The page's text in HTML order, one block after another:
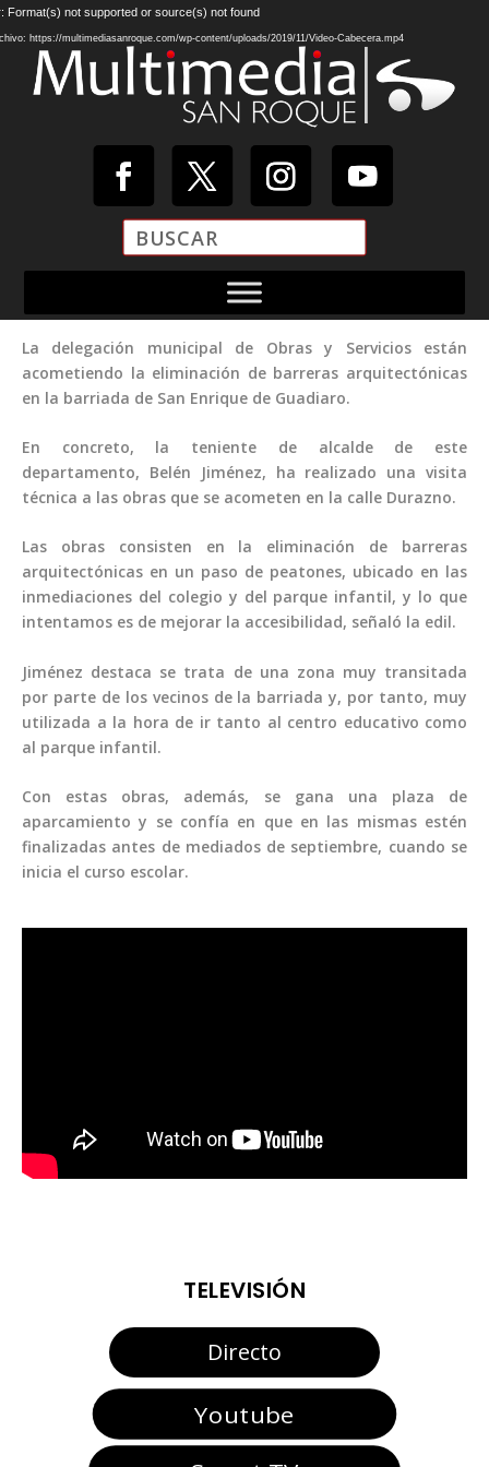
Reproductor
de
Format(s) not supported or source(s) not found
https://multimediasanroque.com/wp-content/uploads/2019/11/Video-Cabecera.mp4
La delegación municipal de Obras y Servicios están
acometiendo la eliminación de barreras arquitectónicas
en la barriada de San Enrique de Guadiaro.
En concreto, la teniente de alcalde de este
departamento, Belén Jiménez, ha realizado una visita
técnica a las obras que se acometen en la calle Durazno.
Las obras consisten en la eliminación de barreras
arquitectónicas en un paso de peatones, ubicado en las
inmediaciones del colegio y del parque infantil, y lo que
intentamos es de mejorar la accesibilidad, señaló la edil.
Jiménez destaca se trata de una zona muy transitada
por parte de los vecinos de la barriada y, por tanto, muy
utilizada a la hora de ir tanto al centro educativo como
al parque infantil.
Con estas obras, además, se gana una plaza de
aparcamiento y se confía en que en las mismas estén
finalizadas antes de mediados de septiembre, cuando se
inicia el curso escolar.
TELEVISIÓN
Directo
Youtube